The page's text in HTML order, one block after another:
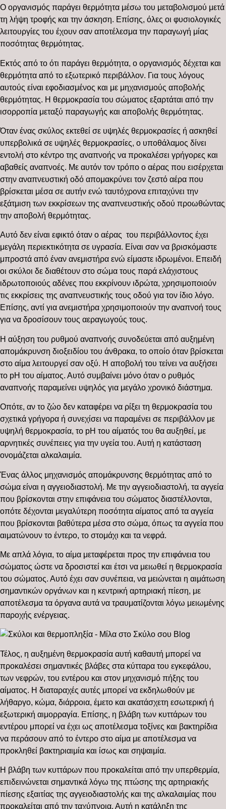
Ο οργανισμός παράγει θερμότητα μέσω του μεταβολισμού μετά
τη λήψη τροφής και την άσκηση. Επίσης, όλες οι φυσιολογικές
λειτουργίες του έχουν σαν αποτέλεσμα την παραγωγή μίας
ποσότητας θερμότητας.
Εκτός από το ότι παράγει θερμότητα, ο οργανισμός δέχεται και
θερμότητα από το εξωτερικό περιβάλλον. Για τους λόγους
αυτούς είναι εφοδιασμένος και με μηχανισμούς αποβολής
θερμότητας. Η θερμοκρασία του σώματος εξαρτάται από την
ισορροπία μεταξύ παραγωγής και αποβολής θερμότητας.
Όταν ένας σκύλος εκτεθεί σε υψηλές θερμοκρασίες ή ασκηθεί
υπερβολικά σε υψηλές θερμοκρασίες, ο υποθάλαμος δίνει
εντολή στο κέντρο της αναπνοής να προκαλέσει γρήγορες και
αβαθείς αναπνοές. Με αυτόν τον τρόπο ο αέρας που εισέρχεται
στην αναπνευστική οδό απομακρύνει τον ζεστό αέρα που
βρίσκεται μέσα σε αυτήν ενώ ταυτόχρονα επιταχύνει την
εξάτμιση των εκκρίσεων της αναπνευστικής οδού προωθώντας
την αποβολή θερμότητας.
Αυτό δεν είναι εφικτό όταν ο αέρας του περιβάλλοντος έχει
μεγάλη περιεκτικότητα σε υγρασία. Είναι σαν να βρισκόμαστε
μπροστά από έναν ανεμιστήρα ενώ είμαστε ιδρωμένοι. Επειδή
οι σκύλοι δε διαθέτουν στο σώμα τους παρά ελάχιστους
ιδρωτοποιούς αδένες που εκκρίνουν ιδρώτα, χρησιμοποιούν
τις εκκρίσεις της αναπνευστικής τους οδού για τον ίδιο λόγο.
Επίσης, αντί για ανεμιστήρα χρησιμοποιούν την αναπνοή τους
για να δροσίσουν τους αεραγωγούς τους.
Η αύξηση του ρυθμού αναπνοής συνοδεύεται από αυξημένη
απομάκρυνση διοξειδίου του άνθρακα, το οποίο όταν βρίσκεται
στο αίμα λειτουργεί σαν οξύ. Η αποβολή του τείνει να αυξήσει
το pH του αίματος. Αυτό συμβαίνει μόνο όταν ο ρυθμός
αναπνοής παραμείνει υψηλός για μεγάλο χρονικό διάστημα.
Οπότε, αν το ζώο δεν καταφέρει να ρίξει τη θερμοκρασία του
σχετικά γρήγορα ή συνεχίσει να παραμένει σε περιβάλλον με
υψηλή θερμοκρασία, το pH του αίματός του θα αυξηθεί, με
αρνητικές συνέπειες για την υγεία του. Αυτή η κατάσταση
ονομάζεται αλκαλαιμία.
Ένας άλλος μηχανισμός απομάκρυνσης θερμότητας από το
σώμα είναι η αγγειοδιαστολή. Με την αγγειοδιαστολή, τα αγγεία
που βρίσκονται στην επιφάνεια του σώματος διαστέλλονται,
οπότε δέχονται μεγαλύτερη ποσότητα αίματος από τα αγγεία
που βρίσκονται βαθύτερα μέσα στο σώμα, όπως τα αγγεία που
αιματώνουν το έντερο, το στομάχι και τα νεφρά.
Με απλά λόγια, το αίμα μεταφέρεται προς την επιφάνεια του
σώματος ώστε να δροσιστεί και έτσι να μειωθεί η θερμοκρασία
του σώματος. Αυτό έχει σαν συνέπεια, να μειώνεται η αιμάτωση
σημαντικών οργάνων και η κεντρική αρτηριακή πίεση, με
αποτέλεσμα τα όργανα αυτά να τραυματίζονται λόγω μειωμένης
παροχής ενέργειας.
Τέλος, η αυξημένη θερμοκρασία αυτή καθαυτή μπορεί να
προκαλέσει σημαντικές βλάβες στα κύτταρα του εγκεφάλου,
των νεφρών, του εντέρου και στον μηχανισμό πήξης του
αίματος. Η διαταραχές αυτές μπορεί να εκδηλωθούν με
λήθαργο, κώμα, διάρροια, έμετο και ακατάσχετη εσωτερική ή
εξωτερική αιμορραγία. Επίσης, η βλάβη των κυττάρων του
εντέρου μπορεί να έχει ως αποτέλεσμα τοξίνες και βακτηρίδια
να περάσουν από το έντερο στο αίμα με αποτέλεσμα να
προκληθεί βακτηριαιμία και ίσως και σηψαιμία.
Η βλάβη των κυττάρων που προκαλείται από την υπερθερμία,
επιδεινώνεται σημαντικά λόγω της πτώσης της αρτηριακής
πίεσης εξαιτίας της αγγειοδιαστολής και της αλκαλαιμίας που
προκαλείται από την ταχύπνοια. Αυτή η κατάληξη της